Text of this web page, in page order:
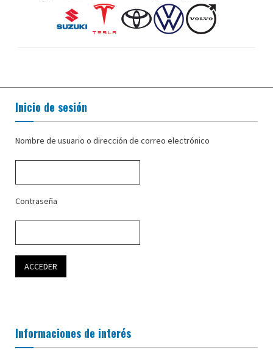
Inicio de sesión
Nombre de usuario o dirección de correo electrónico
Contraseña
Informaciones de interés